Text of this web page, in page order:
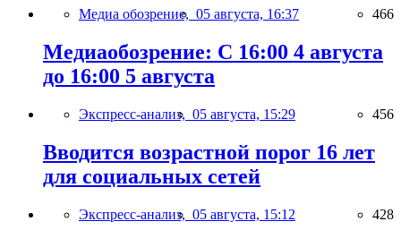
Медиа обозрение, 05 августа, 16:37 466
Медиаобозрение: С 16:00 4 августа
до 16:00 5 августа
Экспресс-анализ, 05 августа, 15:29 456
Вводится возрастной порог 16 лет
для социальных сетей
Экспресс-анализ, 05 августа, 15:12 428